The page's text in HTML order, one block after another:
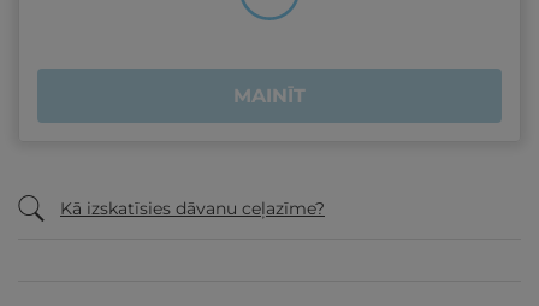
MAINĪT
Kā izskatīsies dāvanu ceļazīme?